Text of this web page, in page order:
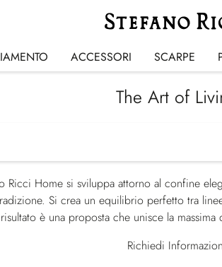
ACCESSORI SCARPE
The Art of
Ricci Home si sviluppa attorno al confine
Si crea un equilibrio perfetto tra
risultato è una proposta che unisce la massima
Richiedi